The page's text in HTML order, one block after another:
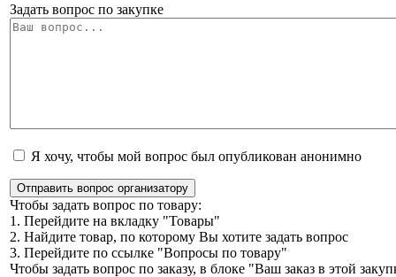
Задать вопрос по закупке
Я хочу, чтобы мой вопрос был опубликован анонимно
Отправить вопрос организатору
Чтобы задать вопрос по товару:
1. Перейдите на вкладку "Товары"
2. Найдите товар, по которому Вы хотите задать вопрос
3. Перейдите по ссылке "Вопросы по товару"
Чтобы задать вопрос по заказу, в блоке "Ваш заказ в этой